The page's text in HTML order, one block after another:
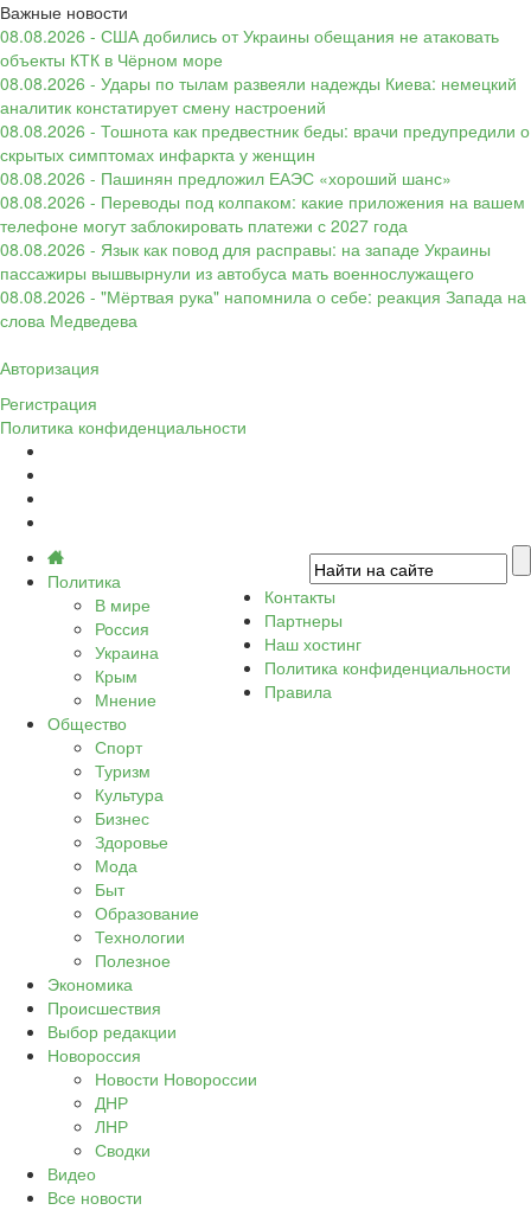
Важные новости
08.08.2026 - США добились от Украины обещания не атаковать
объекты КТК в Чёрном море
08.08.2026 - Удары по тылам развеяли надежды Киева: немецкий
аналитик констатирует смену настроений
08.08.2026 - Тошнота как предвестник беды: врачи предупредили о
скрытых симптомах инфаркта у женщин
08.08.2026 - Пашинян предложил ЕАЭС «хороший шанс»
08.08.2026 - Переводы под колпаком: какие приложения на вашем
телефоне могут заблокировать платежи с 2027 года
08.08.2026 - Язык как повод для расправы: на западе Украины
пассажиры вышвырнули из автобуса мать военнослужащего
08.08.2026 - "Мёртвая рука" напомнила о себе: реакция Запада на
слова Медведева
Авторизация
Регистрация
Политика конфиденциальности
Политика
В мире
Россия
Украина
Крым
Мнение
Общество
Спорт
Туризм
Культура
Бизнес
Здоровье
Мода
Быт
Образование
Технологии
Полезное
Экономика
Происшествия
Выбор редакции
Новороссия
Новости Новороссии
ДНР
ЛНР
Сводки
Видео
Все новости
Контакты
Партнеры
Наш хостинг
Политика конфиденциальности
Правила